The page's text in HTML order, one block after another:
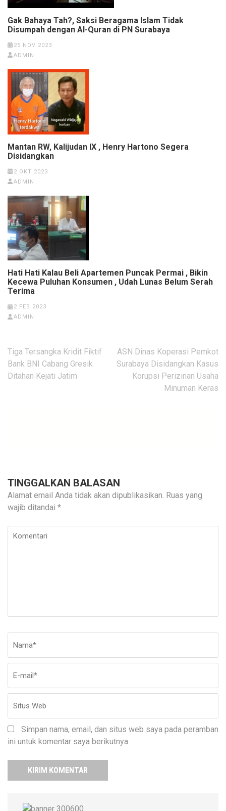
Gak Bahaya Tah?, Saksi Beragama Islam Tidak
Disumpah dengan Al-Quran di PN Surabaya
25 NOV 2023
ADMIN
Mantan RW, Kalijudan IX , Henry Hartono Segera
Disidangkan
2 OKT 2023
ADMIN
Hati Hati Kalau Beli Apartemen Puncak Permai , Bikin
Kecewa Puluhan Konsumen , Udah Lunas Belum Serah
Terima
2 FEB 2023
ADMIN
Navigasi
pos
Tiga Tersangka Kridit Fiktif
Bank BNI Cabang Gresik
Ditahan Kejati Jatim
ASN Dinas Koperasi Pemkot
Surabaya Disidangkan Kasus
Korupsi Perizinan Usaha
Minuman Keras
TINGGALKAN BALASAN
Alamat email Anda tidak akan dipublikasikan. Ruas yang
wajib ditandai *
Komentari
Simpan nama, email, dan situs web saya pada peramban
ini untuk komentar saya berikutnya.